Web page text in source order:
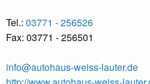
Tel.: 03771 - 256526
Fax: 03771 - 256501
info@autohaus-weiss-lauter.de